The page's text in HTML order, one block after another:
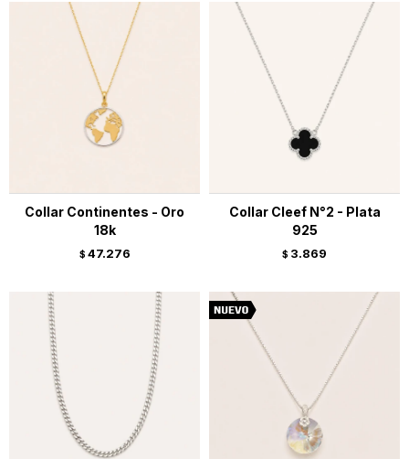
Collar Continentes - Oro
18k
$ 47.276
Collar Cleef N°2 - Plata
925
$ 3.869